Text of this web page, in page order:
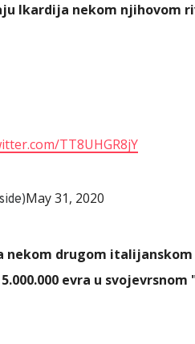
Ikardija nekom njihovom
TT8UHGR8jY
May 31, 2020
nekom drugom
evra u